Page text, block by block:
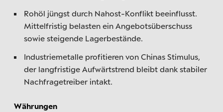
Rohöl jüngst durch Nahost-Konflikt beeinflusst.
Mittelfristig belasten ein Angebotsüberschuss
sowie steigende Lagerbestände.
Industriemetalle profitieren von Chinas Stimulus,
der langfristige Aufwärtstrend bleibt dank stabiler
Nachfragetreiber intakt.
Währungen